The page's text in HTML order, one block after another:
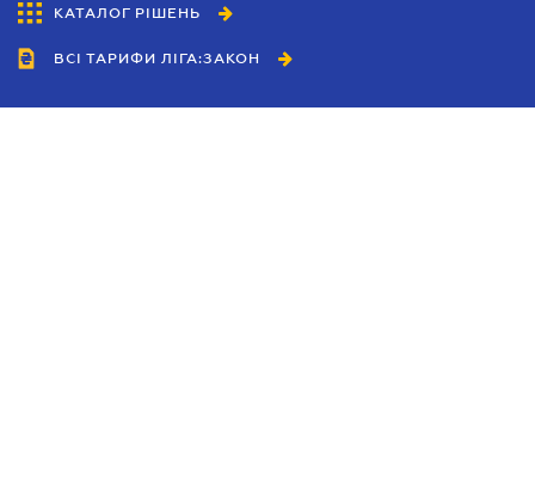
КАТАЛОГ РІШЕНЬ
ВСІ ТАРИФИ ЛІГА:ЗАКОН